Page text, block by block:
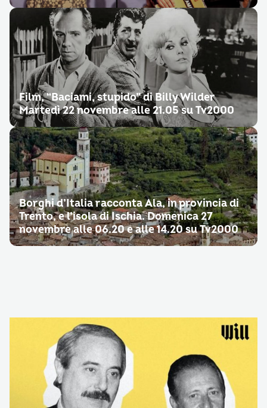
Film, “Baciami, stupido” di Billy Wilder
Martedì 22 novembre alle 21.05 su Tv2000
Borghi d’Italia racconta Ala, in provincia di
Trento, e l’isola di Ischia. Domenica 27
novembre alle 06.20 e alle 14.20 su Tv2000